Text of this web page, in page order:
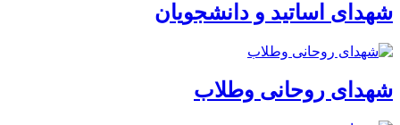
شهدای اساتید و دانشجویان
شهدای روحانی وطلاب